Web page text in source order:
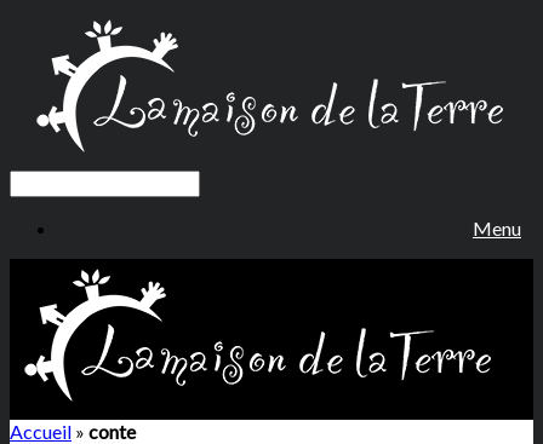
Menu
Accueil » conte